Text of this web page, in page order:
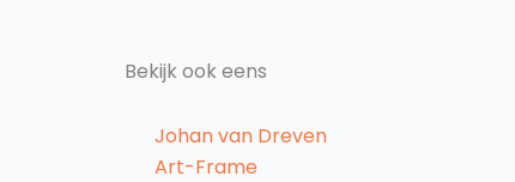
Bekijk ook eens
Johan van Dreven
Art-Frame